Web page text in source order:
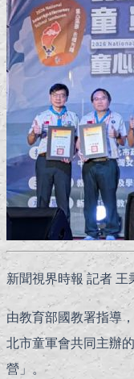
新聞視界時報 記者 王
由教育部國教署指導
北市童軍會共同主辦
營」。